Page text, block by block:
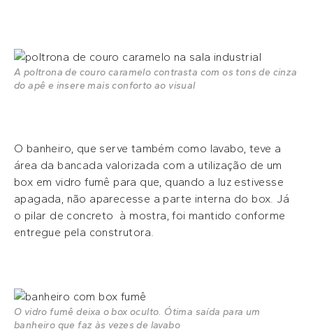
A poltrona de couro caramelo contrasta com os tons de cinza
do apê e insere mais conforto ao visual
O banheiro, que serve também como lavabo, teve a
área da bancada valorizada com a utilização de um
box em vidro fumê para que, quando a luz estivesse
apagada, não aparecesse a parte interna do box. Já
o pilar de concreto à mostra, foi mantido conforme
entregue pela construtora.
O vidro fumê deixa o box oculto. Ótima saída para um
banheiro que faz às vezes de lavabo